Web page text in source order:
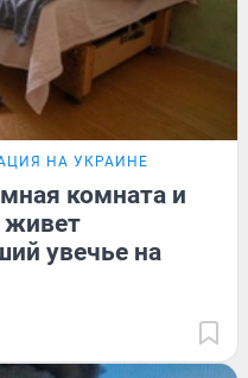
НА УКРАИНЕ
комната и
живет
увечье на